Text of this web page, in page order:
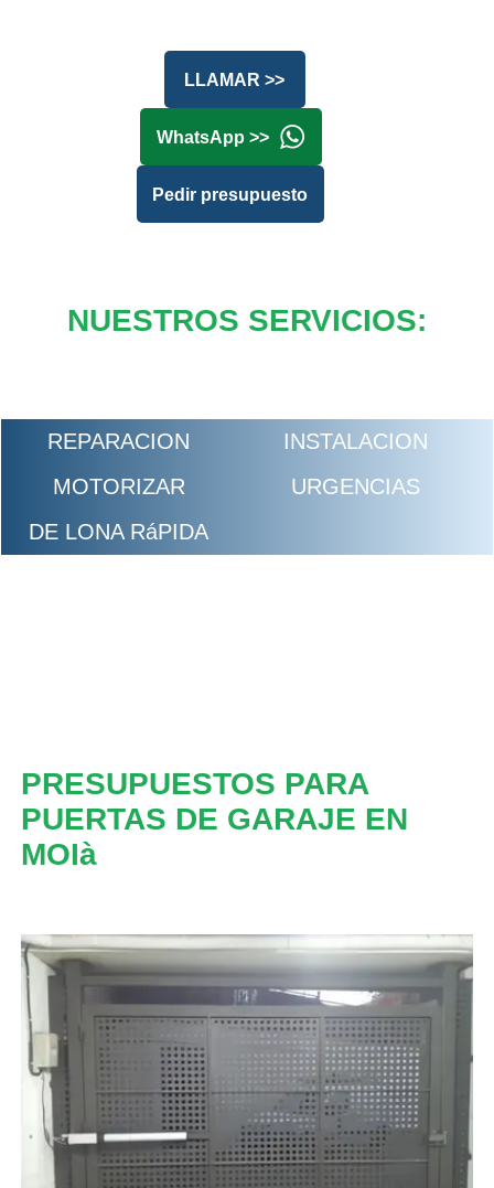
LLAMAR >>
WhatsApp >>
Pedir presupuesto
NUESTROS SERVICIOS:
REPARACION
INSTALACION
MOTORIZAR
URGENCIAS
DE LONA RáPIDA
PRESUPUESTOS PARA
PUERTAS DE GARAJE EN
MOIà